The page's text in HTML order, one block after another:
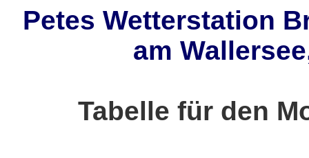
Petes Wetterstation
am
Tabelle für den